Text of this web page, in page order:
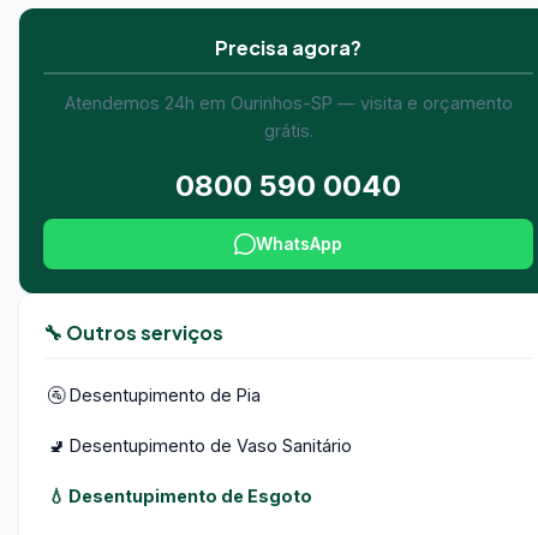
Precisa agora?
Atendemos 24h em Ourinhos-SP — visita e orçamento
grátis.
0800 590 0040
WhatsApp
🔧 Outros serviços
🚰 Desentupimento de Pia
🚽 Desentupimento de Vaso Sanitário
💧 Desentupimento de Esgoto